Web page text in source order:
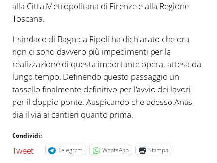
alla Citta Metropolitana di Firenze e alla Regione
Toscana.
Il sindaco di Bagno a Ripoli ha dichiarato che ora
non ci sono davvero più impedimenti per la
realizzazione di questa importante opera, attesa da
lungo tempo. Definendo questo passaggio un
tassello finalmente definitivo per l’avvio dei lavori
per il doppio ponte. Auspicando che adesso Anas
dia il via ai cantieri quanto prima.
Condividi:
Tweet Telegram WhatsApp Stampa